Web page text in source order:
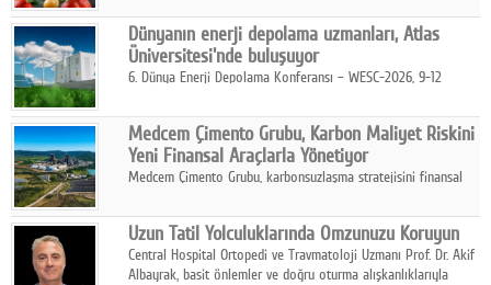
pratik, güvenilir ve lezzetli bir alternatif sunuyor.
Dünyanın enerji depolama uzmanları, Atlas
Üniversitesi'nde buluşuyor
6. Dünya Enerji Depolama Konferansı – WESC-2026, 9-12
sahipliğinde gerçekleştirilecek.
Medcem Çimento Grubu, Karbon Maliyet Riskini
Yeni Finansal Araçlarla Yönetiyor
Medcem Çimento Grubu, karbonsuzlaşma stratejisini finansal
Uzun Tatil Yolculuklarında Omzunuzu Koruyun
Central Hospital Ortopedi ve Travmatoloji Uzmanı Prof. Dr. Akif
Albayrak, basit önlemler ve doğru oturma alışkanlıklarıyla